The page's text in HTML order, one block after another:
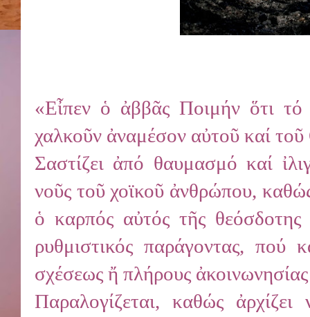
«Εἶπεν ὁ ἀββᾶς Ποιμήν ὅτι τό
χαλκοῦν ἀναμέσον αὐτοῦ καί
Σαστίζει ἀπό θαυμασμό καί
νοῦς τοῦ χοϊκοῦ ἀνθρώπου,
ὁ καρπός αὐτός τῆς θεόσδοτης
ρυθμιστικός παράγοντας, πού
σχέσεως ἤ πλήρους
Παραλογίζεται, καθώς